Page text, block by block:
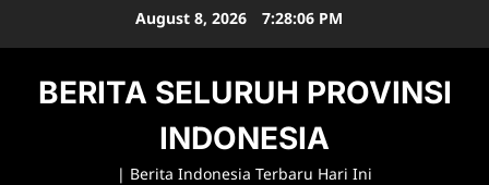
August 8, 2026 7:28:07 PM
BERITA SELURUH PROVINSI
INDONESIA
| Berita Indonesia Terbaru Hari Ini